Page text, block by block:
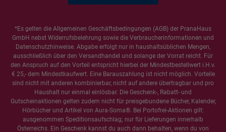
*Es gelten die Allgemeinen Geschäftsbedingungen (AGB) der PranaHaus
GmbH nebst Widerrufsbelehrung sowie die Verbraucherinformationen und
Datenschutzhinweise. Abgabe erfolgt nur in haushaltsüblichen Mengen,
ausschließlich über den Versandhandel und solange der Vorrat reicht. Für
den Anspruch auf den Vorteil entspricht hierbei der Mindestbestellwert i.H.v.
€ 25,- dem Mindestkaufwert. Eine Barauszahlung ist nicht möglich. Vorteile
sind nicht mit anderen kombinierbar, nicht auf andere übertragbar und pro
Haushalt nur einmal einlösbar. Die Geschenk-, Rabatt- und
Gutscheinaktionen gelten zudem nicht für preisgebundene Bücher, Kalender,
Hörbücher und Artikel von Aura-Soma®. Bei Portofrei-Aktionen gilt:
ausgenommen Speditionsaufschlag; nur für Lieferungen innerhalb
Österreichs. Ein Geschenk kannst du auch dann behalten, wenn du von